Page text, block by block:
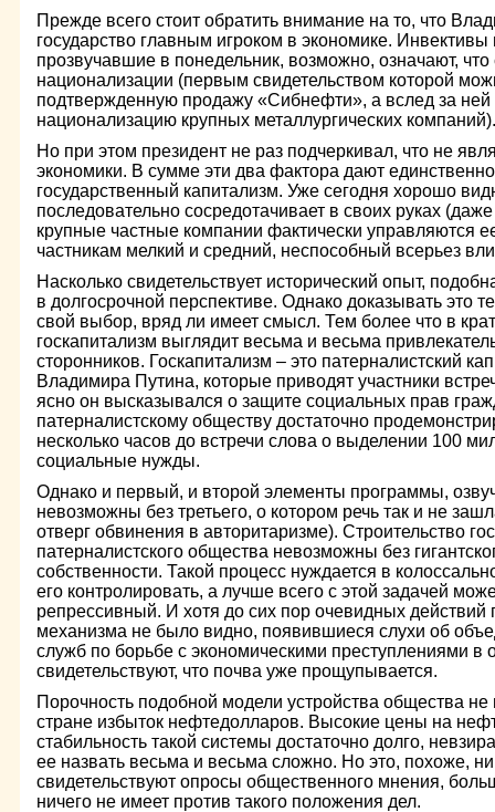
Прежде всего стоит обратить внимание на то, что
государство главным игроком в экономике. Инвективы
прозвучавшие в понедельник, возможно, означают,
национализации (первым свидетельством которой
подтвержденную продажу «Сибнефти», а вслед за
национализацию крупных металлургических компаний).
Но при этом президент не раз подчеркивал, что не
экономики. В сумме эти два фактора дают
государственный капитализм. Уже сегодня хорошо
последовательно сосредотачивает в своих руках
крупные частные компании фактически управляются
частникам мелкий и средний, неспособный всерьез
Насколько свидетельствует исторический опыт,
в долгосрочной перспективе. Однако доказывать это
свой выбор, вряд ли имеет смысл. Тем более что в
госкапитализм выглядит весьма и весьма
сторонников. Госкапитализм – это патерналистский
Владимира Путина, которые приводят участники
ясно он высказывался о защите социальных прав
патерналистскому обществу достаточно
несколько часов до встречи слова о выделении 100
социальные нужды.
Однако и первый, и второй элементы программы,
невозможны без третьего, о котором речь так и не
отверг обвинения в авторитаризме). Строительство
патерналистского общества невозможны без
собственности. Такой процесс нуждается в
его контролировать, а лучше всего с этой задачей
репрессивный. И хотя до сих пор очевидных действий
механизма не было видно, появившиеся слухи об
служб по борьбе с экономическими преступлениями в
свидетельствуют, что почва уже прощупывается.
Порочность подобной модели устройства общества
стране избыток нефтедолларов. Высокие цены на
стабильность такой системы достаточно долго,
ее назвать весьма и весьма сложно. Но это, похоже,
свидетельствуют опросы общественного мнения,
ничего не имеет против такого положения дел.